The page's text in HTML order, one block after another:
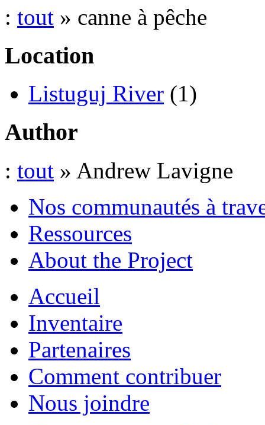
: tout » canne à pêche
Location
Listuguj River (1)
Author
: tout » Andrew Lavigne
Nos communautés à
Ressources
About the Project
Accueil
Inventaire
Partenaires
Comment contribuer
Nous joindre